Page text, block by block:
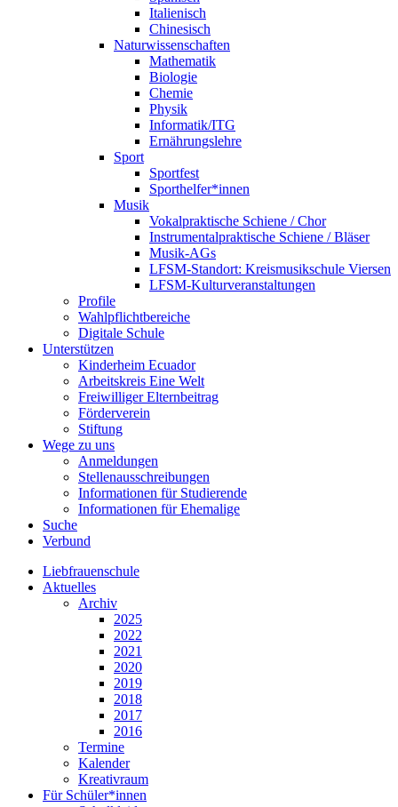
Italienisch
Chinesisch
Naturwissenschaften
Mathematik
Biologie
Chemie
Physik
Informatik/ITG
Ernährungslehre
Sport
Sportfest
Sporthelfer*innen
Musik
Vokalpraktische Schiene / Chor
Instrumentalpraktische Schiene / Bläser
Musik-AGs
LFSM-Standort: Kreismusikschule Viersen
LFSM-Kulturveranstaltungen
Profile
Wahlpflichtbereiche
Digitale Schule
Unterstützen
Kinderheim Ecuador
Arbeitskreis Eine Welt
Freiwilliger Elternbeitrag
Förderverein
Stiftung
Wege zu uns
Anmeldungen
Stellenausschreibungen
Informationen für Studierende
Informationen für Ehemalige
Suche
Verbund
Liebfrauenschule
Aktuelles
Archiv
2025
2022
2021
2020
2019
2018
2017
2016
Termine
Kalender
Kreativraum
Für Schüler*innen